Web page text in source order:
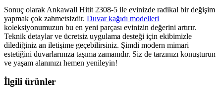
Sonuç olarak Ankawall Hitit 2308-5 ile evinizde radikal bir değişim
yapmak çok zahmetsizdir. Duvar kağıdı modelleri
koleksiyonumuzun bu en yeni parçası evinizin değerini artırır.
Teknik detaylar ve ücretsiz uygulama desteği için ekibimizle
dilediğiniz an iletişime geçebilirsiniz. Şimdi modern mimari
estetiğini duvarlarınıza taşıma zamanıdır. Siz de tarzınızı konuşturun
ve yaşam alanınızı hemen yenileyin!
İlgili ürünler